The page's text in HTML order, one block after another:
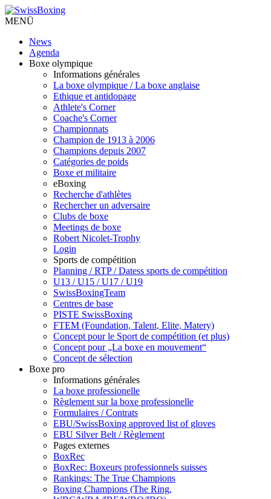
MENÜ
News
Agenda
Boxe olympique
Informations générales
La boxe olympique / La boxe anglaise
Ethique et antidopage
Athlete's Corner
Coache's Corner
Championnats
Champion de 1913 à 2006
Champions depuis 2007
Catégories de poids
Boxe et militaire
eBoxing
Recherche d'athlètes
Rechercher un adversaire
Clubs de boxe
Meetings de boxe
Robert Nicolet-Trophy
Login
Sports de compétition
Planning / RTP / Datess sports de compétition
U13 / U15 / U17 / U19
SwissBoxingTeam
Centres de base
PISTE SwissBoxing
FTEM (Foundation, Talent, Elite, Matery)
Concept pour le Sport de compétition (et plus)
Concept pour „La boxe en mouvement“
Concept de sélection
Boxe pro
Informations générales
La boxe professionelle
Règlement sur la boxe professionelle
Formulaires / Contrats
EBU/SwissBoxing approved list of gloves
EBU Silver Belt / Règlement
Pages externes
BoxRec
BoxRec: Boxeurs professionnels suisses
Rankings: The True Champions
Boxing Champions (The Ring,